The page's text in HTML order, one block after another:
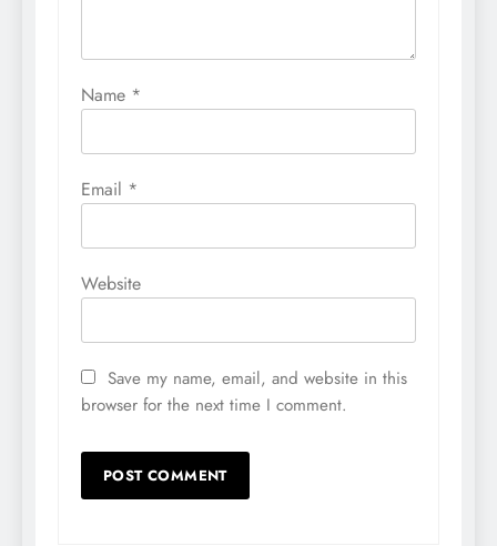
Name *
Email *
Website
Save my name, email, and website in this
browser for the next time I comment.